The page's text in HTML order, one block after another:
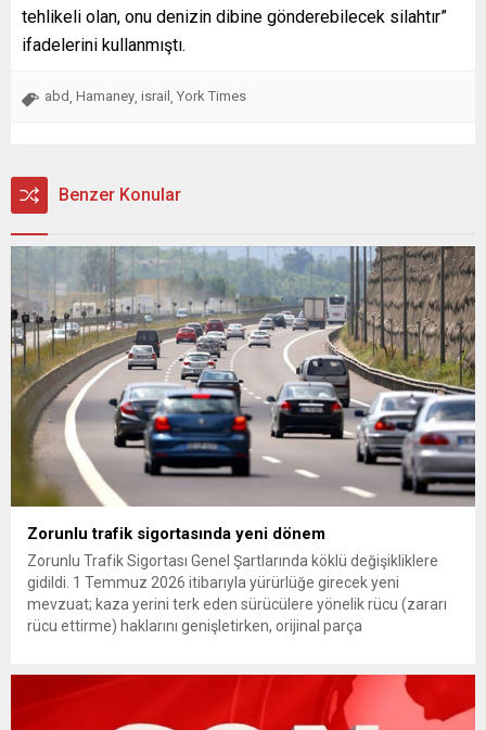
tehlikeli olan, onu denizin dibine gönderebilecek silahtır”
ifadelerini kullanmıştı.
abd Hamaney israil York Times
Benzer Konular
Zorunlu trafik sigortasında yeni dönem
Zorunlu Trafik Sigortası Genel Şartlarında köklü değişikliklere
gidildi. 1 Temmuz 2026 itibarıyla yürürlüğe girecek yeni
mevzuat; kaza yerini terk eden sürücülere yönelik rücu (zararı
rücu ettirme) haklarını genişletirken, orijinal parça
getiriyor. Hazine Müsteşarlığına bağlı ilgili kurumlarca...